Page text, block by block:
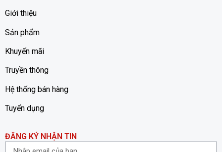
Giới thiệu
Sản phẩm
Khuyến mãi
Truyền thông
Hệ thống bán hàng
Tuyển dụng
ĐĂNG KÝ NHẬN TIN